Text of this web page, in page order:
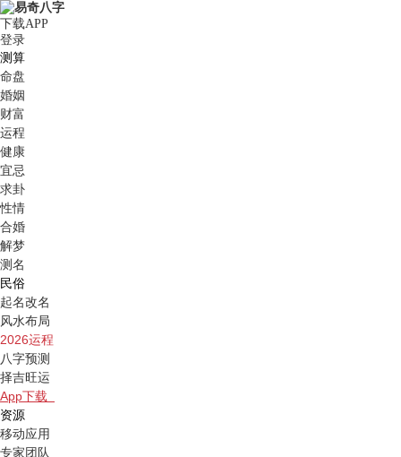
下载APP
登录
测算
命盘
婚姻
财富
运程
健康
宜忌
求卦
性情
合婚
解梦
测名
民俗
起名改名
风水布局
2026运程
八字预测
择吉旺运
App下载
资源
移动应用
专家团队